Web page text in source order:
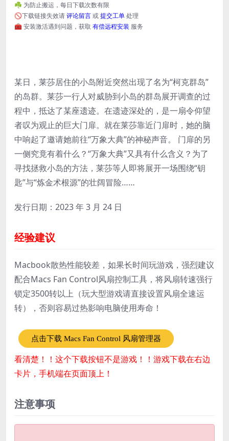
☘️ 为防止搬运，每日下载次数有限
🚫下载链接失效请评论留言或提交工单处理
🧰 安装激活遇到问题，获取 有偿远程安装 服务
某日，莱莎居住的小岛附近突然出现了名为“柯克群岛”
的岛群。莱莎一行人对威胁到小岛的群岛展开调查的过
程中，抵达了某座遗迹。在遗迹深处的，是一扇令仰望
者叹为观止的巨大门扉。就在莱莎靠近门扉时，她的脑
中响起了邀请她前往“万象大典”的神秘声音。 门扉的另
一侧究竟有着什么？“万象大典”又具有什么含义？为了
寻找拯救小岛的方法，莱莎等人即将展开一场围绕“钥
匙”与“炼金术根源”的壮阔冒险……
发行日期：2023 年 3 月 24 日
经验建议
Macbook散热性能较差，如果长时间玩游戏，强烈建议
配合Macs Fan Control风扇控制工具，将风扇转速强行
锁定3500转以上（玩大型游戏请直接设置风扇全速运
转），否则容易过热影响电脑使用寿命！
点击下载 Macs Fan Control 风扇管理器
看清楚！！这个下载按钮不是游戏！！游戏下载在右边
卡片，手机端在页面顶上！
注意事项